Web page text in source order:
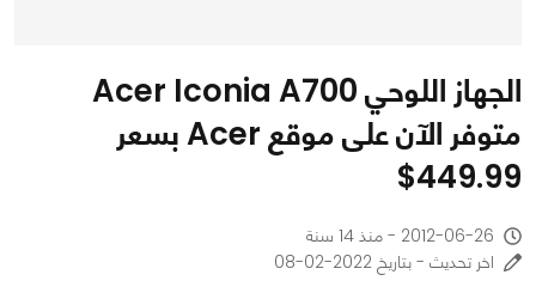
الجهاز اللوحي Acer Iconia A700
متوفر الآن على موقع Acer بسعر
449.99$
2012-06-26 - منذ 14 سنة
اخر تحديث - بتاريخ 2022-02-08